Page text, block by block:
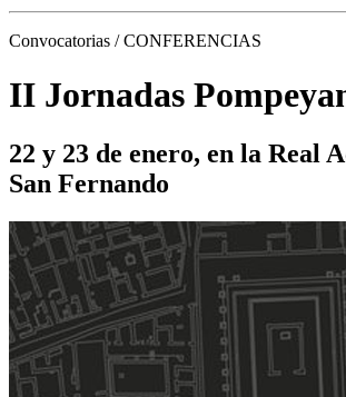
Convocatorias / CONFERENCIAS
II Jornadas
22 y 23 de enero, en la Real
San Fernando